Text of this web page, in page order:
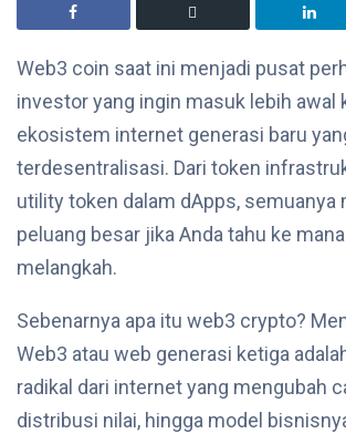
Web3 coin saat ini menjadi pusat
investor yang ingin masuk lebih awal
ekosistem internet generasi baru
terdesentralisasi. Dari token
utility token dalam dApps, semuanya
peluang besar jika Anda tahu ke
melangkah.
Sebenarnya apa itu web3 crypto?
Web3 atau web generasi ketiga
radikal dari internet yang mengubah
distribusi nilai, hingga model